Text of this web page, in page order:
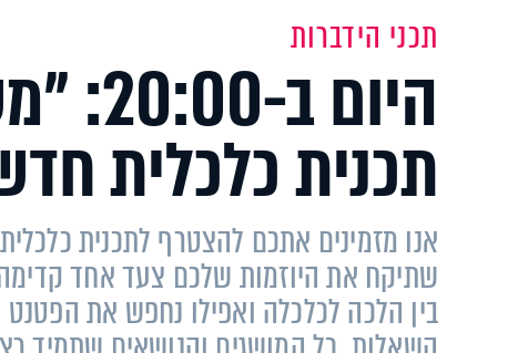
תכני הידברות
היום
תכנית כלכלית
אנו מזמינים אתכם להצטרף לתכנית
שתיקח את היוזמות שלכם צעד אחד
בין הלכה לכלכלה ואפילו נחפש את